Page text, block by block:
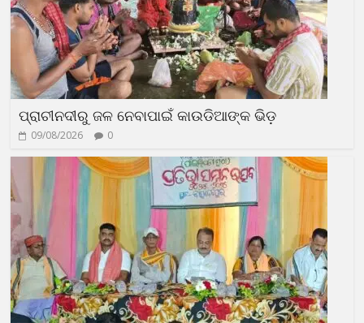
ପ୍ରାଚୀନଦୀରୁ ଜଳ ନେବାପାଇଁ କାଉଡିଆଙ୍କ ଭିଡ଼
09/08/2026 0